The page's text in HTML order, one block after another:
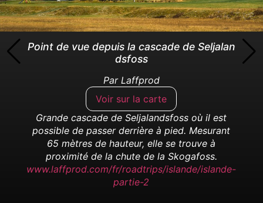
Point de vue depuis la cascade de Seljalan
dsfoss
Par Laffprod
Voir sur la carte
Grande cascade de Seljalandsfoss où il est
possible de passer derrière à pied. Mesurant
65 mètres de hauteur, elle se trouve à
proximité de la chute de la Skogafoss.
www.laffprod.com/fr/roadtrips/islande/islande-
partie-2